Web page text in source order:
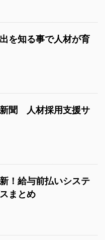
を知る事で人材が育
聞 人材採用支援サ
！給与前払いシステ
まとめ